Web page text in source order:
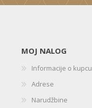
MOJ NALOG
Informacije o kupcu
Adrese
Narudžbine